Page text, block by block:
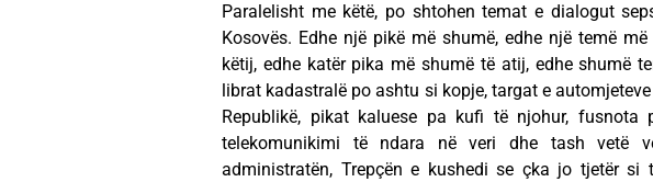
Paralelisht me këtë, po shtohen temat e dialogut
Kosovës. Edhe një pikë më shumë, edhe një temë
këtij, edhe katër pika më shumë të atij, edhe shumë
librat kadastralë po ashtu si kopje, targat e
Republikë, pikat kaluese pa kufi të njohur, fusnota
telekomunikimi të ndara në veri dhe tash vetë
administratën, Trepçën e kushedi se çka jo tjetër si